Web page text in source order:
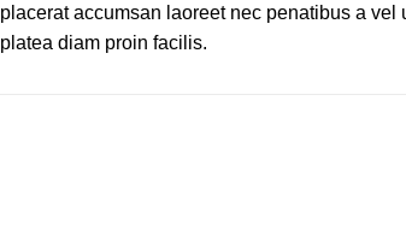
placerat accumsan laoreet nec penatibus a vel
platea diam proin facilis.